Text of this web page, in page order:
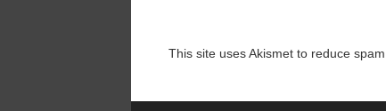
This site uses Akismet to reduce spam.